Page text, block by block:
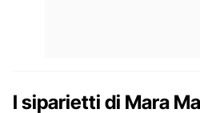
I siparietti di Mara